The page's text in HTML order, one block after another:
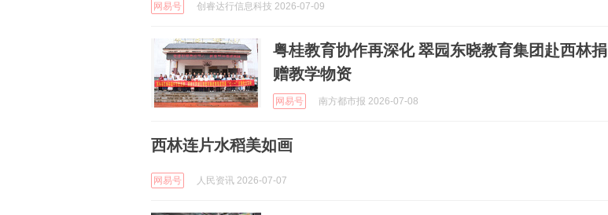
网易号 创睿达行信息科技 2026-07-09
粤桂教育协作再深化 翠园东晓教育集团赴西林捐
赠教学物资
网易号 南方都市报 2026-07-08
西林连片水稻美如画
网易号 人民资讯 2026-07-07